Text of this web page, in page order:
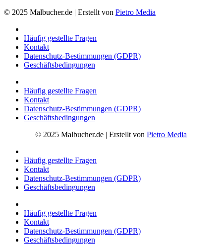
© 2025 Malbucher.de | Erstellt von Pietro Media
Häufig gestellte Fragen
Kontakt
Datenschutz-Bestimmungen (GDPR)
Geschäftsbedingungen
Häufig gestellte Fragen
Kontakt
Datenschutz-Bestimmungen (GDPR)
Geschäftsbedingungen
© 2025 Malbucher.de | Erstellt von Pietro Media
Häufig gestellte Fragen
Kontakt
Datenschutz-Bestimmungen (GDPR)
Geschäftsbedingungen
Häufig gestellte Fragen
Kontakt
Datenschutz-Bestimmungen (GDPR)
Geschäftsbedingungen